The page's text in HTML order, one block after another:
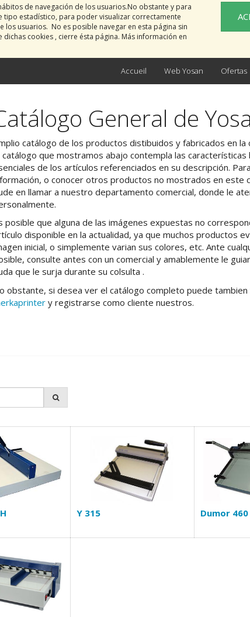
de navegación de los usuarios.No obstante y para
estadístico, para poder visualizar correctamente
usuarios. No es posible navegar en esta página sin
cookies , cierre ésta página. Más información en
Accueil Web Yosan Ofertas
General de
catálogo de los productos distibuidos y fabricados en la
catálogo que mostramos abajo contempla las características
de los artículos referenciados en su descripción.
o conocer otros productos no mostrados en este
en llamar a nuestro departamento comercial, donde le
posible que alguna de las imágenes expuestas no
disponible en la actualidad, ya que muchos productos
inicial, o simplemente varian sus colores, etc. Ante
consulte antes con un comercial y amablemente le
que le surja durante su colsulta .
obstante, si desea ver el catálogo completo puede
y registrarse como cliente nuestros.
Y 315 Dumor 460